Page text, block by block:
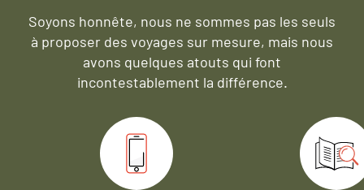
Soyons honnête, nous ne sommes pas les seuls
à proposer des voyages sur mesure, mais nous
avons quelques atouts qui font
incontestablement la différence.